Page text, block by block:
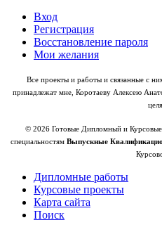
Вход
Регистрация
Восстановление пароля
Мои желания
Все проекты и работы и связанные с
принадлежат мне, Коротаеву Алексею
© 2026 Готовые Дипломный и
специальностям Выпускные
Дипломные работы
Курсовые проекты
Карта сайта
Поиск